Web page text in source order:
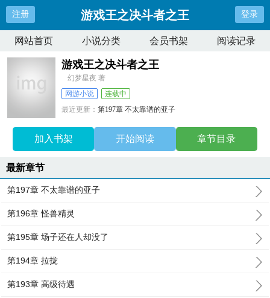
注册 游戏王之决斗者之王 登录
网站首页 小说分类 会员书架 阅读记录
游戏王之决斗者之王
幻梦星夜 著
网游小说
连载中
最近更新：第197章 不太靠谱的亚子
加入书架 开始阅读 章节目录
最新章节
第197章 不太靠谱的亚子
第196章 怪兽精灵
第195章 场子还在人却没了
第194章 拉拢
第193章 高级待遇